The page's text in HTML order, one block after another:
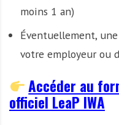
moins 1 an)
Éventuellement,
votre employeur ou
Accéder au
officiel LeaP IWA